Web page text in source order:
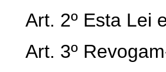
Art. 2º Esta Lei
Art. 3º